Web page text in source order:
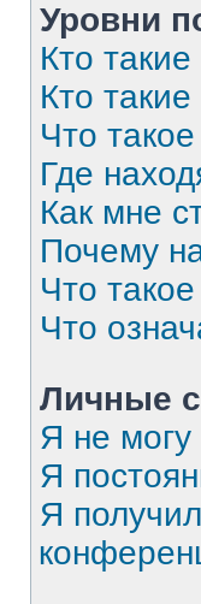
Уровни
Кто
Кто
Что
Где
Как мне
Почему
Что
Что
Личные
Я не
Я
Я